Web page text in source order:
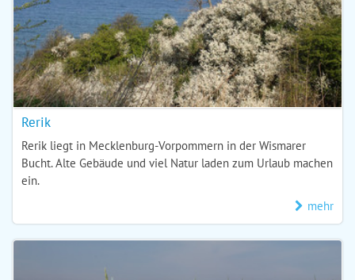
Rerik
Rerik liegt in Mecklenburg-Vorpommern in der Wismarer
Bucht. Alte Gebäude und viel Natur laden zum Urlaub machen
ein.
mehr